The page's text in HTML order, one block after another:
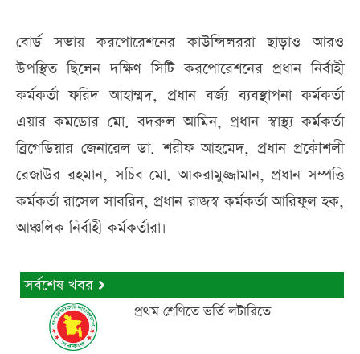
বোর্ড সভায় করপোরেশনের কাউন্সিলররা ছাড়াও আরও
উপস্থিত ছিলেন দক্ষিণ সিটি করপোরেশনের প্রধান নির্বাহী
কর্মকর্তা ফরিদ আহাম্মদ, প্রধান বর্জ্য ব্যবস্থাপনা কর্মকর্তা
এয়ার কমডোর মো. বদরুল আমিন, প্রধান স্বাস্থ্য কর্মকর্তা
ব্রিগেডিয়ার জেনারেল ডা. শরীফ আহমেদ, প্রধান প্রকৌশলী
রেজাউর রহমান, সচিব মো. আকরামুজ্জামান, প্রধান সম্পত্তি
কর্মকর্তা রাসেল সাবরিন, প্রধান রাজস্ব কর্মকর্তা আরিফুল হক,
আঞ্চলিক নির্বাহী কর্মকর্তারা।
সর্বশেষ খবর
প্রথম শ্রেণিতে ভর্তি লটারিতে